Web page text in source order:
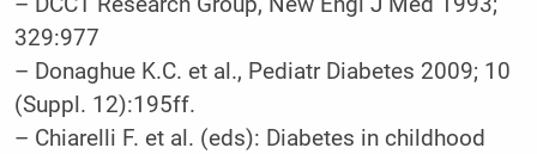
– DCCT Research Group, New Engl J Med 1993;
329:977
– Donaghue K.C. et al., Pediatr Diabetes 2009; 10
(Suppl. 12):195ff.
– Chiarelli F. et al. (eds): Diabetes in childhood